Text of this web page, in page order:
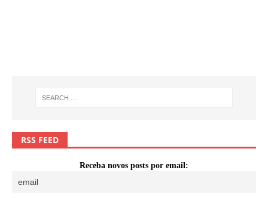
RSS FEED
Receba novos posts por email: